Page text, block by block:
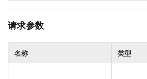
请求参数
名称 类型